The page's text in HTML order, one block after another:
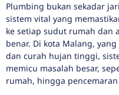
Plumbing bukan sekadar
sistem vital yang
ke setiap sudut rumah dan
benar. Di kota Malang,
dan curah hujan tinggi,
memicu masalah besar,
rumah, hingga